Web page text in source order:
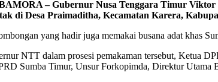
– Gubernur Nusa Tenggara Timur Viktor
di Desa Praimaditha, Kecamatan Karera,
yang hadir juga memakai busana adat khas
NTT dalam prosesi pemakaman tersebut,
Sumba Timur, Unsur Forkopimda, Direktur Utama